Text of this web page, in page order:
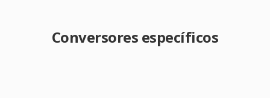
Conversores específicos